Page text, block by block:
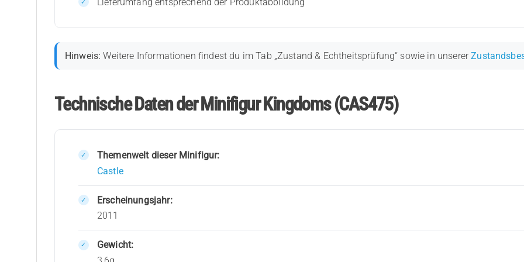
Hinweis: Weitere Informationen findest du im Tab „Zustand & Echtheitsprüfung“ sowie in unserer
Technische Daten der Minifigur Kingdoms (CAS475)
Themenwelt dieser Minifigur:
Castle
Erscheinungsjahr:
2011
Gewicht: